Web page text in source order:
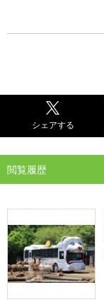
シェアする
閲覧履歴